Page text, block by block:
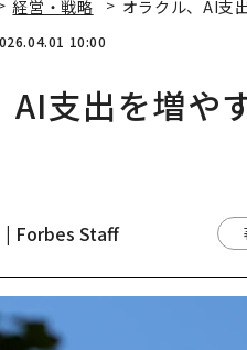
経営・戦略 オラクル、AI支
10:00
AI支出を増
| Forbes Staff